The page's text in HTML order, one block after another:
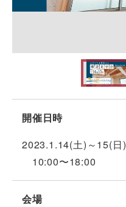
開催日時
2023.1.14(土)～15(日)
10:00〜18:00
会場